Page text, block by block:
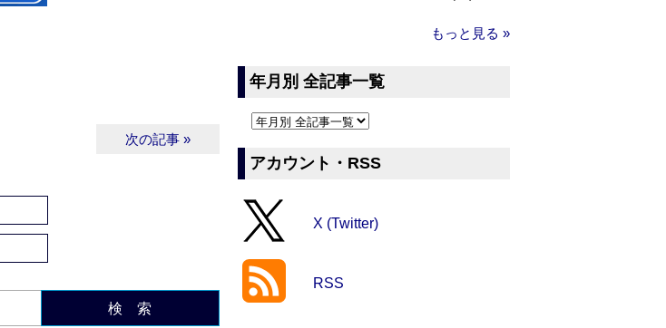
次の記事 »
検 索
もっと見る »
年月別 全記事一覧
アカウント・RSS
X (Twitter)
RSS